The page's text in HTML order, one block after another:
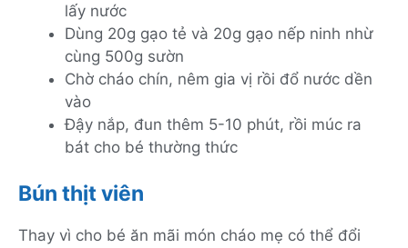
lấy nước
Dùng 20g gạo tẻ và 20g gạo nếp ninh nhừ
cùng 500g sườn
Chờ cháo chín, nêm gia vị rồi đổ nước dền
vào
Đậy nắp, đun thêm 5-10 phút, rồi múc ra
bát cho bé thường thức
Bún thịt viên
Thay vì cho bé ăn mãi món cháo mẹ có thể đổi